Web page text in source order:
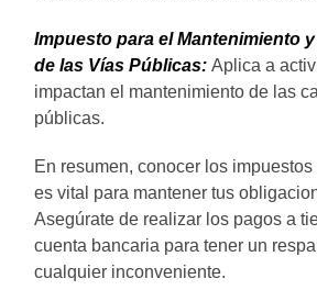
Impuesto para el Mantenimiento
de las Vías Públicas:Aplica a
impactan el mantenimiento de las
públicas.
En resumen, conocer los
es vital para mantener tus
Asegúrate de realizar los pagos a
cuenta bancaria para tener un
cualquier inconveniente.